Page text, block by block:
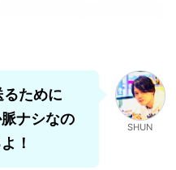
ために
ナシなの
！
SHUN